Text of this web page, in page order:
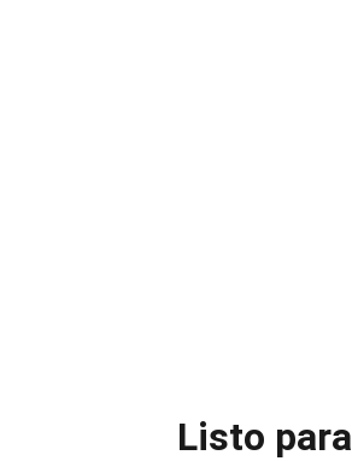
Listo para